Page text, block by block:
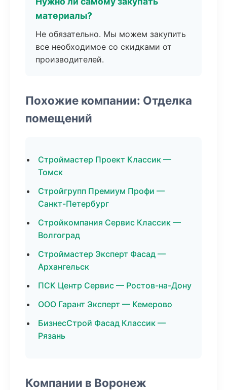
материалы?
Не обязательно. Мы можем закупить
все необходимое со скидками от
производителей.
Похожие компании: Отделка
помещений
Строймастер Проект Классик —
Томск
Стройгрупп Премиум Профи —
Санкт-Петербург
Стройкомпания Сервис Классик —
Волгоград
Строймастер Эксперт Фасад —
Архангельск
ПСК Центр Сервис — Ростов-на-Дону
ООО Гарант Эксперт — Кемерово
БизнесСтрой Фасад Классик —
Рязань
Компании в Воронеж